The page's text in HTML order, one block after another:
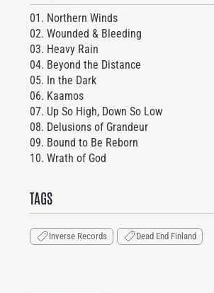
01. Northern Winds
02. Wounded & Bleeding
03. Heavy Rain
04. Beyond the Distance
05. In the Dark
06. Kaamos
07. Up So High, Down So Low
08. Delusions of Grandeur
09. Bound to Be Reborn
10. Wrath of God
TAGS
Inverse Records Dead End Finland